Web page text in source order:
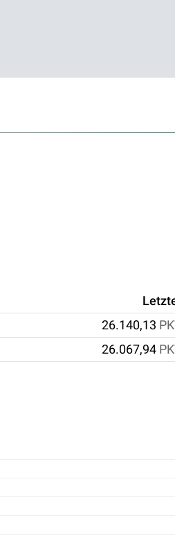
26.140,13
26.067,94